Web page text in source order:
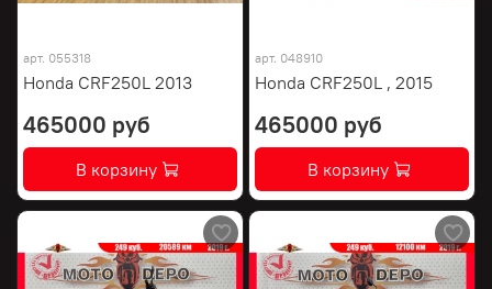
арт. 055318
Honda CRF250L 2013
465000 руб
В корзину
арт. 048910
Honda CRF250L , 2015
465000 руб
В корзину